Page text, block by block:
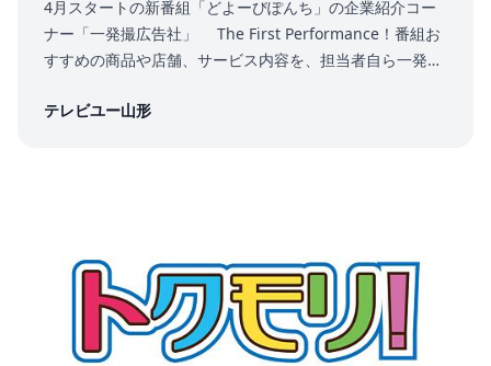
4月スタートの新番組「どよーびぽんち」の企業紹介コー
ナー「一発撮広告社」 The First Performance！番組お
すすめの商品や店舗、サービス内容を、担当者自ら一発撮
テレビユー山形